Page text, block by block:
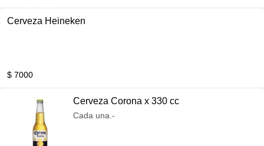
Cerveza Heineken
$ 7000
Cerveza Corona x 330 cc
Cada una.-